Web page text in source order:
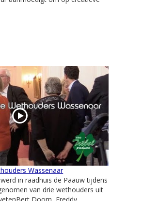
Wassenaar
in raadhuis de Paauw tijdens
van drie wethouders uit